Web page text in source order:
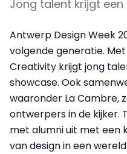
Jong talent krijgt
Antwerp Design Week
volgende generatie.
Creativity krijgt jong
showcase. Ook
waaronder La Cambre,
ontwerpers in de kijker.
met alumni uit met een
van design in een